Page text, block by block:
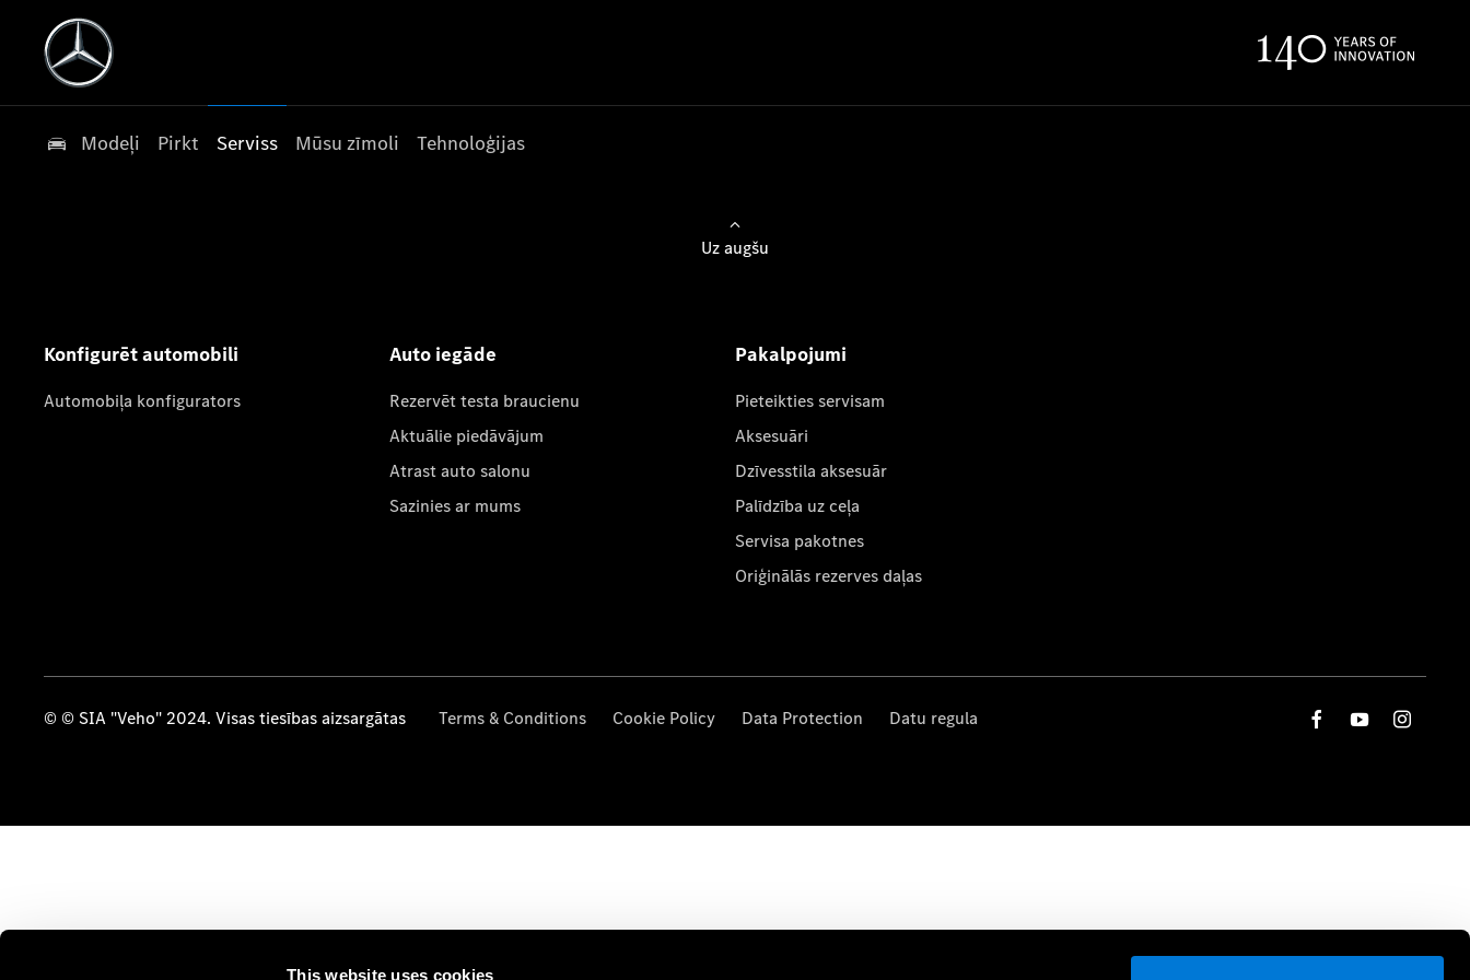
This website uses cookies
Modeļi Pirkt Serviss Mūsu zīmoli Tehnoloģijas
Uz augšu
Konfigurēt automobili
Automobiļa konfigurators
Auto iegāde
Rezervēt testa braucienu
Aktuālie piedāvājum
Atrast auto salonu
Sazinies ar mums
Pakalpojumi
Pieteikties servisam
Aksesuāri
Dzīvesstila aksesuār
Palīdzība uz ceļa
Servisa pakotnes
Oriģinālās rezerves daļas
© © SIA "Veho" 2024. Visas tiesības aizsargātas Terms & Conditions Cookie Policy Data Protection Datu regula